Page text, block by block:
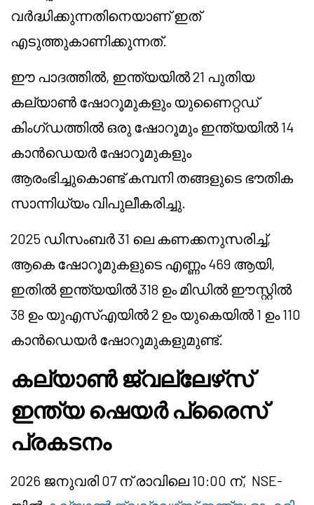
വർദ്ധിക്കുന്നതിനെയാണ് ഇത്
എടുത്തുകാണിക്കുന്നത്.
ഈ പാദത്തിൽ, ഇന്ത്യയിൽ 21 പുതിയ
കല്യാൺ ഷോറൂമുകളും യുണൈറ്റഡ്
കിംഗ്ഡത്തിൽ ഒരു ഷോറൂമും ഇന്ത്യയിൽ 14
കാൻഡെയർ ഷോറൂമുകളും
ആരംഭിച്ചുകൊണ്ട് കമ്പനി തങ്ങളുടെ ഭൗതിക
സാന്നിധ്യം വിപുലീകരിച്ചു.
2025 ഡിസംബർ 31 ലെ കണക്കനുസരിച്ച്,
ആകെ ഷോറൂമുകളുടെ എണ്ണം 469 ആയി,
ഇതിൽ ഇന്ത്യയിൽ 318 ഉം മിഡിൽ ഈസ്റ്റിൽ
38 ഉം യുഎസ്എയിൽ 2 ഉം യുകെയിൽ 1 ഉം 110
കാൻഡെയർ ഷോറൂമുകളുമുണ്ട്.
കല്യാൺ ജ്വല്ലേഴ്‌സ്
ഇന്ത്യ ഷെയർ പ്രൈസ്
പ്രകടനം
2026 ജനുവരി 07 ന് രാവിലെ 10:00 ന്, NSE-